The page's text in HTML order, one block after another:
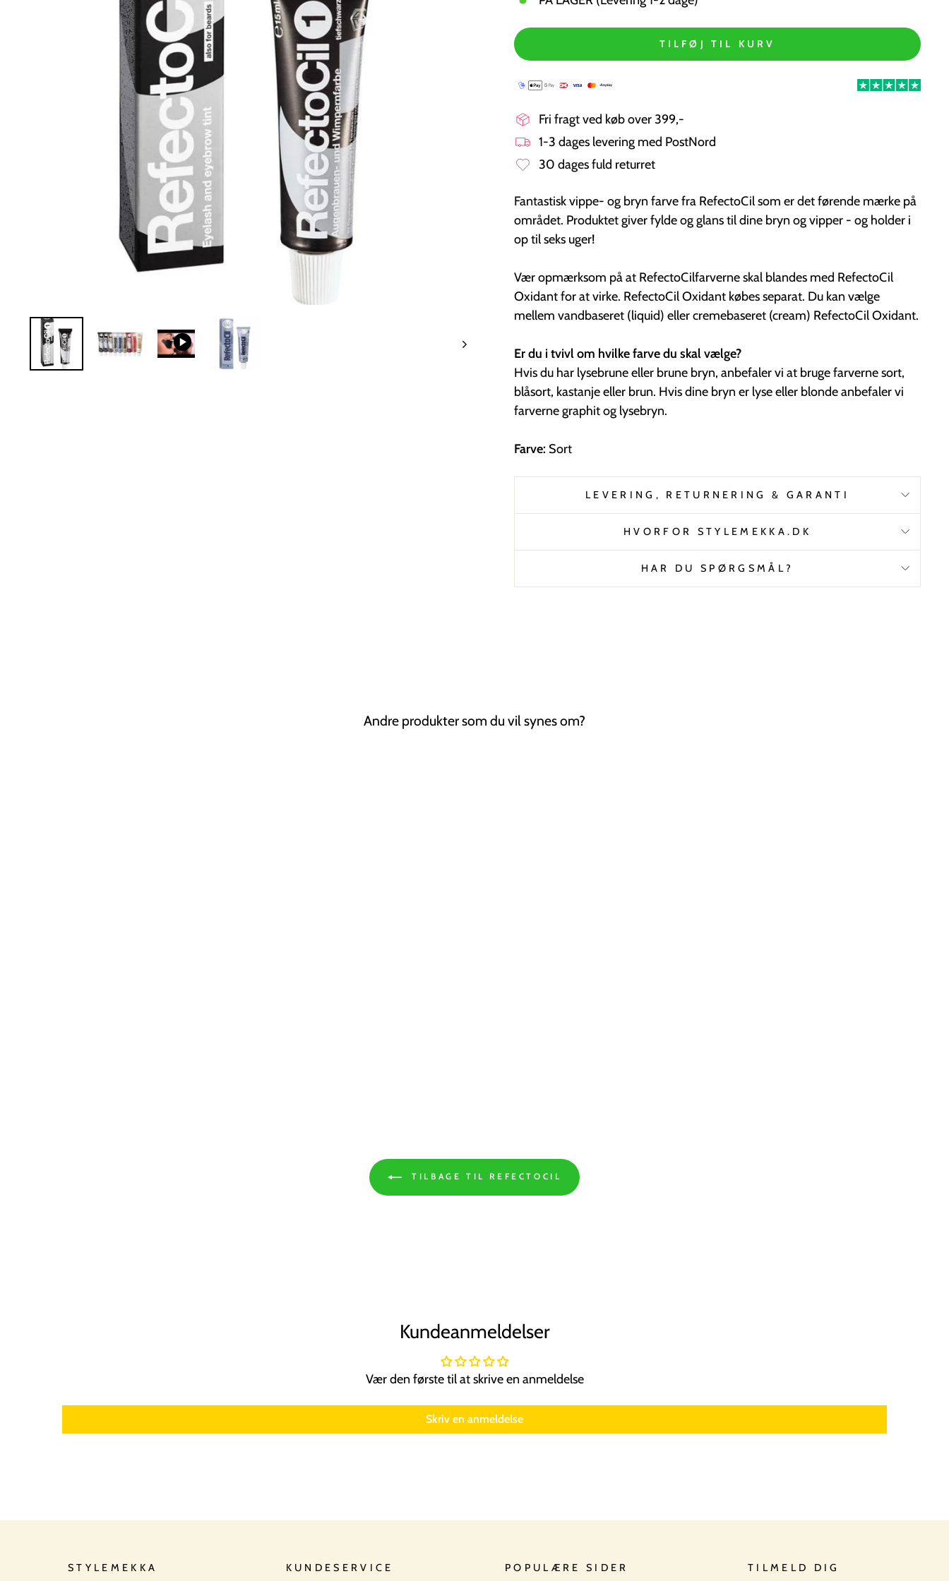
TILFØJ TIL KURV
Fri fragt ved køb over 399,-
1-3 dages levering med PostNord
30 dages fuld returret
Fantastisk vippe- og bryn farve fra RefectoCil som er det førende mærke på
området. Produktet giver fylde og glans til dine bryn og vipper - og holder i
op til seks uger!
Vær opmærksom på at RefectoCilfarverne skal blandes med RefectoCil
Oxidant for at virke. RefectoCil Oxidant købes separat. Du kan vælge
mellem vandbaseret (liquid) eller cremebaseret (cream) RefectoCil Oxidant.
Er du i tvivl om hvilke farve du skal vælge?
Hvis du har lysebrune eller brune bryn, anbefaler vi at bruge farverne sort,
blåsort, kastanje eller brun. Hvis dine bryn er lyse eller blonde anbefaler vi
farverne graphit og lysebryn.
Farve: Sort
LEVERING, RETURNERING & GARANTI
HVORFOR STYLEMEKKA.DK
HAR DU SPØRGSMÅL?
Andre produkter som du vil synes om?
TILBAGE TIL REFECTOCIL
Kundeanmeldelser
Vær den første til at skrive en anmeldelse
Skriv en anmeldelse
STYLEMEKKA KUNDESERVICE POPULÆRE SIDER TILMELD DIG